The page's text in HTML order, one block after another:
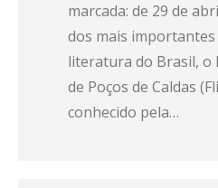
marcada: de 29 de
dos mais
literatura do Brasil, o
de Poços de Caldas
conhecido pela…